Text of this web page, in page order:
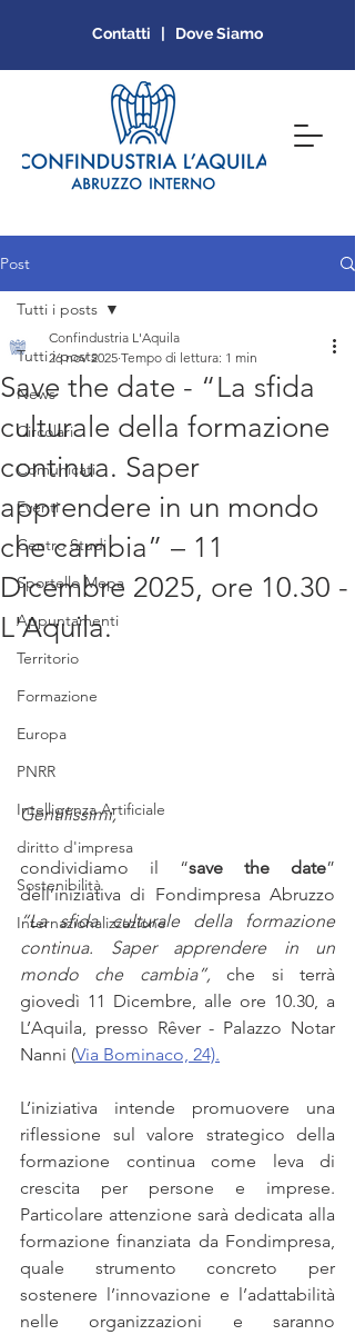
Contatti | Dove Siamo
Post
Tutti i posts
News
Circolari
Comunicati
Eventi
Centro Studi
Sportello Mepa
Appuntamenti
Territorio
Formazione
Europa
PNRR
Intelligenza Artificiale
diritto d'impresa
Sostenibilità
Internazionalizzazione
Tutti i posts
Save the date - “La sfida
culturale della formazione
continua. Saper
apprendere in un mondo
che cambia” – 11
Dicembre 2025, ore 10.30 -
L'Aquila.
Confindustria L'Aquila
26 nov 2025 Tempo di lettura: 1 min
Gentilissimi,
condividiamo il “save the date”
“La sfida culturale della formazione
continua. Saper apprendere in un
mondo che cambia”, che si terrà
giovedì 11 Dicembre, alle ore 10.30, a
L’Aquila, presso Rêver - Palazzo Notar
Nanni (Via Bominaco, 24).
L’iniziativa intende promuovere una
riflessione sul valore strategico della
formazione continua come leva di
crescita per persone e imprese.
Particolare attenzione sarà dedicata alla
formazione finanziata da Fondimpresa,
quale strumento concreto per
sostenere l’innovazione e l’adattabilità
nelle organizzazioni e saranno